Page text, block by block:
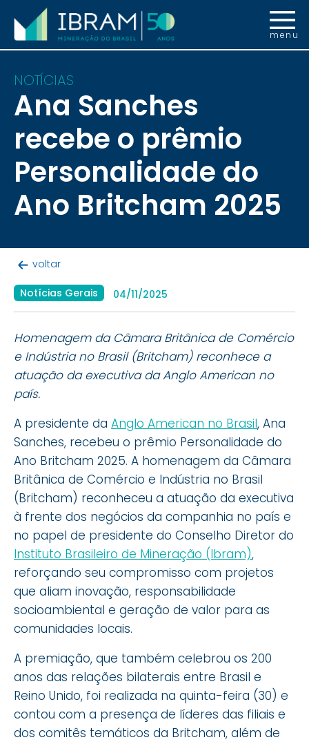
menu
NOTÍCIAS
Ana Sanches
recebe o prêmio
Personalidade do
Ano Britcham 2025
voltar
Notícias Gerais 04/11/2025
Homenagem da Câmara Britânica de Comércio
e Indústria no Brasil (Britcham) reconhece a
atuação da executiva da Anglo American no
país.
A presidente da Anglo American no Brasil, Ana
Sanches, recebeu o prêmio Personalidade do
Ano Britcham 2025. A homenagem da Câmara
Britânica de Comércio e Indústria no Brasil
(Britcham) reconheceu a atuação da executiva
à frente dos negócios da companhia no país e
no papel de presidente do Conselho Diretor do
Instituto Brasileiro de Mineração (Ibram),
reforçando seu compromisso com projetos
que aliam inovação, responsabilidade
socioambiental e geração de valor para as
comunidades locais.
A premiação, que também celebrou os 200
anos das relações bilaterais entre Brasil e
Reino Unido, foi realizada na quinta-feira (30) e
contou com a presença de líderes das filiais e
dos comitês temáticos da Britcham, além de